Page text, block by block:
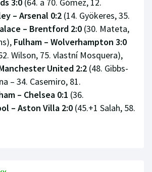
3:0 (64. a 70. Gómez, 12.
– Arsenal 0:2 (14. Gyökeres, 35.
– Brentford 2:0 (30. Mateta,
Fulham – Wolverhampton 3:0
Wilson, 75. vlastní Mosquera),
United 2:2 (48. Gibbs-
– 34. Casemiro, 81.
– Chelsea 0:1 (36.
– Aston Villa 2:0 (45.+1 Salah, 58.